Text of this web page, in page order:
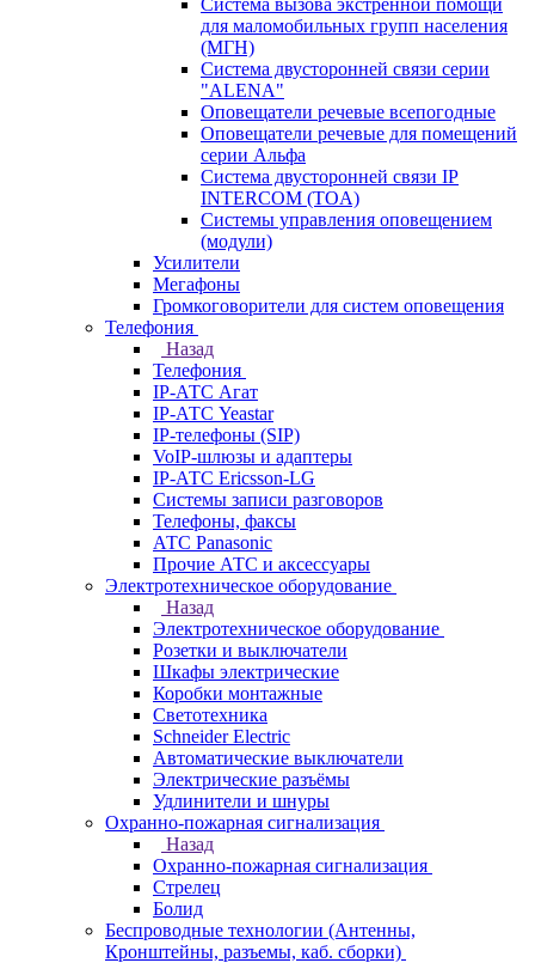
Система вызова экстренной помощи
для маломобильных групп населения
(МГН)
Система двусторонней связи серии
"ALENA"
Оповещатели речевые всепогодные
Оповещатели речевые для помещений
серии Альфа
Система двусторонней связи IP
INTERCOM (TOA)
Системы управления оповещением
(модули)
Усилители
Мегафоны
Громкоговорители для систем оповещения
Телефония
Назад
Телефония
IP-АТС Агат
IP-АТС Yeastar
IP-телефоны (SIP)
VoIP-шлюзы и адаптеры
IP-АТС Ericsson-LG
Системы записи разговоров
Телефоны, факсы
АТС Panasonic
Прочие АТС и аксессуары
Электротехническое оборудование
Назад
Электротехническое оборудование
Розетки и выключатели
Шкафы электрические
Коробки монтажные
Светотехника
Schneider Electric
Автоматические выключатели
Электрические разъёмы
Удлинители и шнуры
Охранно-пожарная сигнализация
Назад
Охранно-пожарная сигнализация
Стрелец
Болид
Беспроводные технологии (Антенны,
Кронштейны, разъемы, каб. сборки)